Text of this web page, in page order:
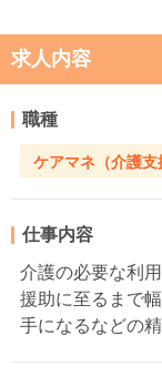
求人内容
職種
ケアマネ（介護支
仕事内容
介護の必要な利
援助に至るまで
手になるなどの